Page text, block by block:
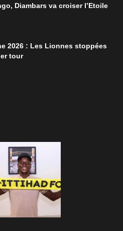
Diambars va croiser l’Etoile
2026 : Les Lionnes stoppées
tour